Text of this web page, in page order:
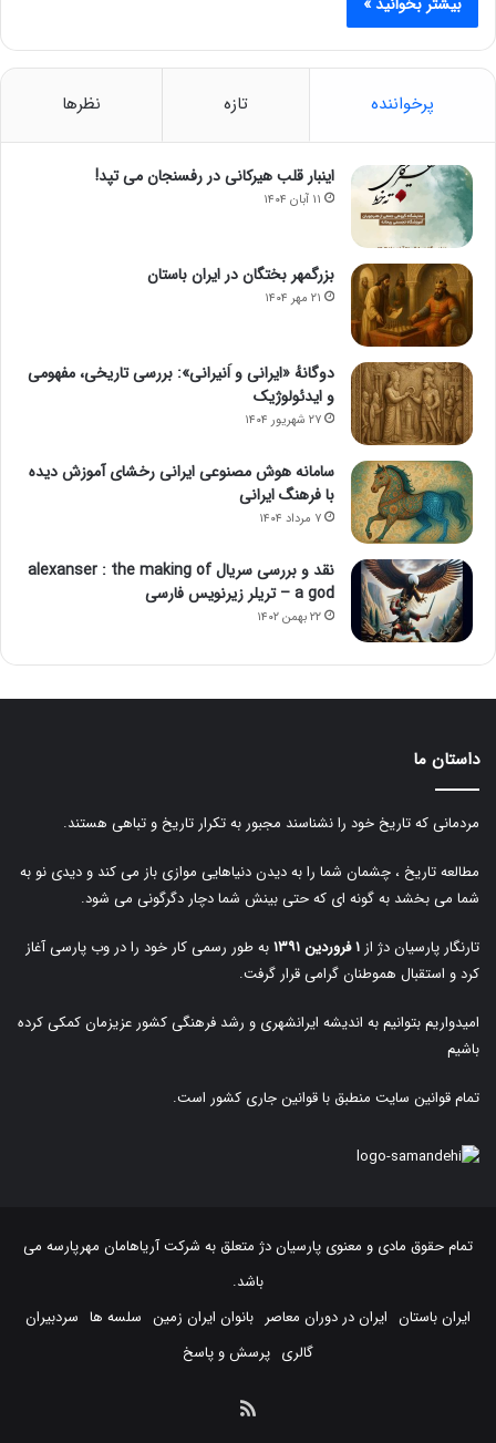
پرخواننده تازه نظرها
اینبار قلب هیرکانی در رفسنجان می تپد!
۱۱ آبان ۱۴۰۴
بزرگمهر بختگان در ایران باستان
۲۱ مهر ۱۴۰۴
دوگانهٔ «ایرانی و اَنیرانی»: بررسی تاریخی، مفهومی
و ایدئولوژیک
۲۷ شهریور ۱۴۰۴
سامانه هوش مصنوعی ایرانی رخشای آموزش دیده
با فرهنگ ایرانی
۷ مرداد ۱۴۰۴
نقد و بررسی سریال alexanser : the making of
a god – تریلر زیرنویس فارسی
۲۲ بهمن ۱۴۰۲
داستان ما
مردمانی که تاریخ خود را نشناسند مجبور به تکرار تاریخ و تباهی هستند.
مطالعه تاریخ ، چشمان شما را به دیدن دنیاهایی موازی باز می کند و دیدی نو به
شما می بخشد به گونه ای که حتی بینش شما دچار دگرگونی می شود.
تارنگار پارسیان دژ از ۱ فروردین ۱۳۹۱
به طور رسمی کار خود را در وب پارسی آغاز
کرد و استقبال هموطنان گرامی قرار گرفت.
امیدواریم بتوانیم به اندیشه ایرانشهری و رشد فرهنگی کشور عزیزمان کمکی کرده
باشیم
تمام قوانین سایت منطبق با قوانین جاری کشور است.
تمام حقوق مادی و معنوی پارسیان دژ متعلق به شرکت آریاهامان مهرپارسه می
باشد.
ایران باستان ایران در دوران معاصر بانوان ایران زمین سلسه ها سردبیران
گالری پرسش و پاسخ
خوراک